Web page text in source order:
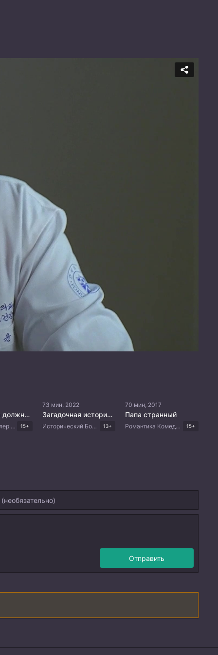
Белоснежка должна умереть
Мистика Триллер Драма Корейские дорамы 15+
73 мин, 2022
Загадочная история города Лунъюнь
Исторический Боевик Фэнтези Мистика Китайские дорамы 13+
70 мин, 2017
Папа странный
Романтика Комедия Драма Корейские дорамы 15+
Отправить